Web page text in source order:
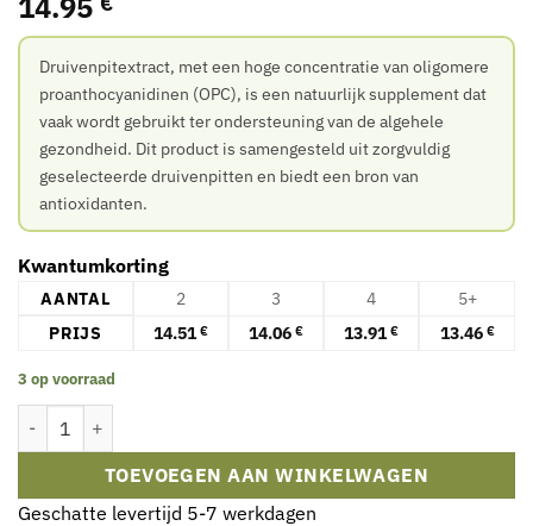
Druivenpitextract, met een hoge concentratie van oligomere
proanthocyanidinen (OPC), is een natuurlijk supplement dat
vaak wordt gebruikt ter ondersteuning van de algehele
gezondheid. Dit product is samengesteld uit zorgvuldig
geselecteerde druivenpitten en biedt een bron van
antioxidanten.
Kwantumkorting
AANTAL 2 3 4
5+
PRIJS
14.51€ 14.06 € 13.91€ 13.46 €
3 op voorraad
Aura Herbals - OPC 95% Druivenpitextract (50 capsules) aantal
TOEVOEGEN AAN WINKELWAGEN
Geschatte levertijd 5-7 werkdagen